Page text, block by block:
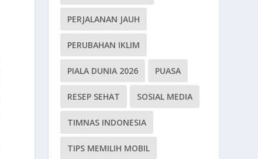
PERJALANAN JAUH
PERUBAHAN IKLIM
PIALA DUNIA 2026 PUASA
RESEP SEHAT SOSIAL MEDIA
TIMNAS INDONESIA
TIPS MEMILIH MOBIL